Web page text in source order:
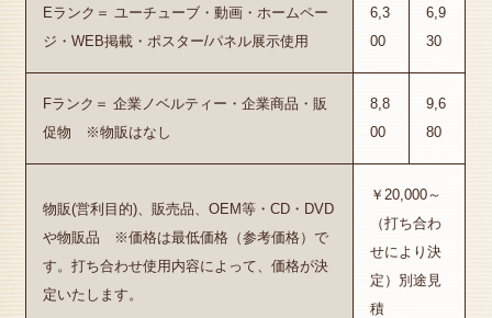
Eランク＝ ユーチューブ・動画・ホームペー
ジ・WEB掲載・ポスター/パネル展示使用
6,3
00
6,9
30
Fランク＝ 企業ノベルティー・企業商品・販
促物 ※物販はなし
8,8
00
9,6
80
物販(営利目的)、販売品、OEM等・CD・DVD
や物販品 ※価格は最低価格（参考価格）で
す。打ち合わせ使用内容によって、価格が決
定いたします。
￥20,000～
（打ち合わ
せにより決
定）別途見
積